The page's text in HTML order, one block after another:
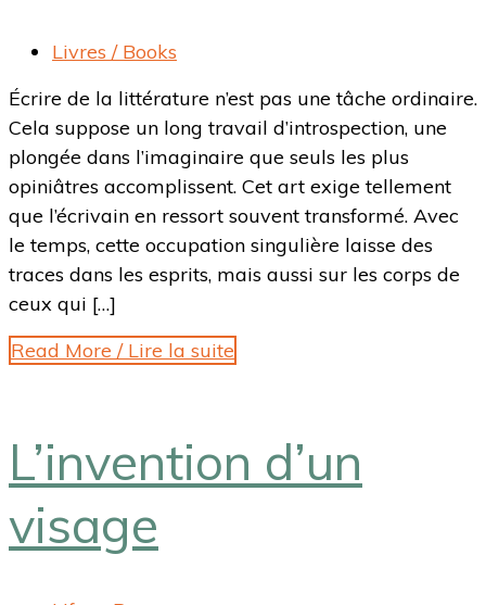
Livres / Books
Écrire de la littérature n’est pas une tâche ordinaire.
Cela suppose un long travail d’introspection, une
plongée dans l’imaginaire que seuls les plus
opiniâtres accomplissent. Cet art exige tellement
que l’écrivain en ressort souvent transformé. Avec
le temps, cette occupation singulière laisse des
traces dans les esprits, mais aussi sur les corps de
ceux qui […]
Read More / Lire la suite
L’invention d’un
visage